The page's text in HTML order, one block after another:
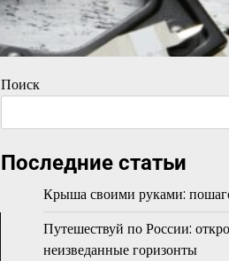
Поиск
Последние статьи
Крыша своими руками:
Путешествуй по России:
неизведанные горизонты